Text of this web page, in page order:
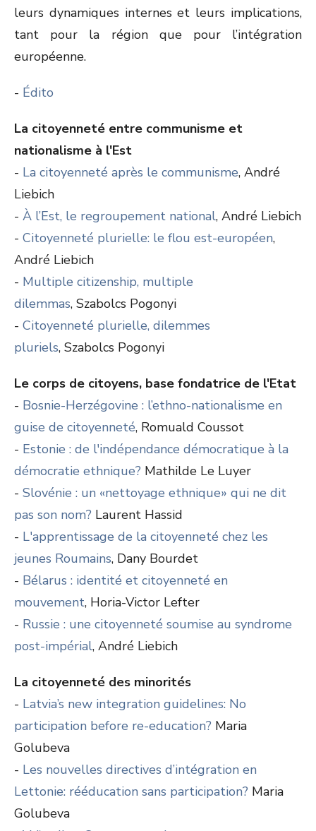
leurs dynamiques internes et leurs implications,
tant pour la région que pour l’intégration
européenne.
- Édito
La citoyenneté entre communisme et
nationalisme à l'Est
- La citoyenneté après le communisme, André
Liebich
- À l’Est, le regroupement national, André Liebich
- Citoyenneté plurielle: le flou est-européen,
André Liebich
- Multiple citizenship, multiple
dilemmas, Szabolcs Pogonyi
- Citoyenneté plurielle, dilemmes
pluriels, Szabolcs Pogonyi
Le corps de citoyens, base fondatrice de l'Etat
- Bosnie-Herzégovine : l’ethno-nationalisme en
guise de citoyenneté, Romuald Coussot
- Estonie : de l'indépendance démocratique à la
démocratie ethnique? Mathilde Le Luyer
- Slovénie : un «nettoyage ethnique» qui ne dit
pas son nom? Laurent Hassid
- L'apprentissage de la citoyenneté chez les
jeunes Roumains, Dany Bourdet
- Bélarus : identité et citoyenneté en
mouvement, Horia-Victor Lefter
- Russie : une citoyenneté soumise au syndrome
post-impérial, André Liebich
La citoyenneté des minorités
- Latvia’s new integration guidelines: No
participation before re-education? Maria
Golubeva
- Les nouvelles directives d’intégration en
Lettonie: rééducation sans participation? Maria
Golubeva